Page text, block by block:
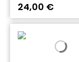
24,00 €